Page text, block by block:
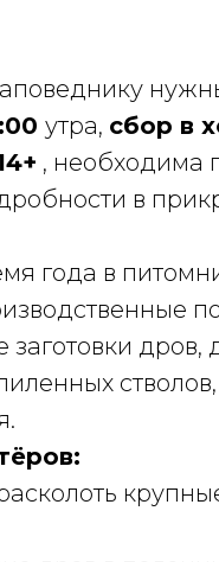
утра, сбор в
, необходима
в
года в
заготовки